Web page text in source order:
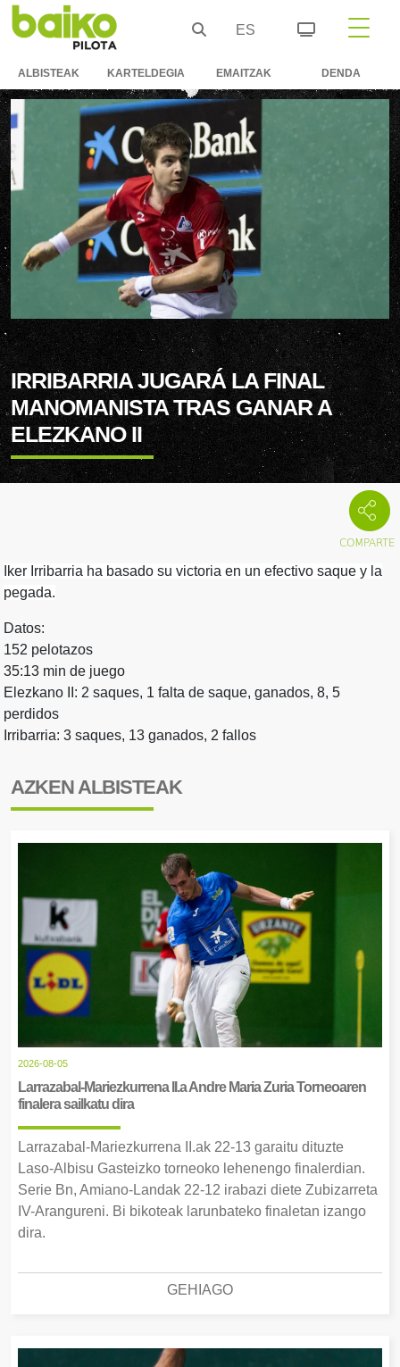
ES
ALBISTEAK KARTELDEGIA EMAITZAK DENDA
IRRIBARRIA JUGARÁ LA FINAL
MANOMANISTA TRAS GANAR A
ELEZKANO II
Iker Irribarria ha basado su victoria en un efectivo saque y la
pegada.
Datos:
152 pelotazos
35:13 min de juego
Elezkano II: 2 saques, 1 falta de saque, ganados, 8, 5
perdidos
Irribarria: 3 saques, 13 ganados, 2 fallos
AZKEN ALBISTEAK
2026-08-05
Larrazabal-Mariezkurrena II.a Andre Maria Zuria Torneoaren
finalera sailkatu dira
Larrazabal-Mariezkurrena II.ak 22-13 garaitu dituzte
Laso-Albisu Gasteizko torneoko lehenengo finalerdian.
Serie Bn, Amiano-Landak 22-12 irabazi diete Zubizarreta
IV-Arangureni. Bi bikoteak larunbateko finaletan izango
dira.
GEHIAGO